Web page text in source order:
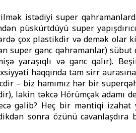
istədiyi super
püskürtdüyü super
çox plastikdir və demək
super gənc qəhrəmanlar) sübut
yaraşıqlı və gənc qalır).
haqqında tam sirr
– biz hamımız hər bir
lakin təkcə Hörümçək adamı
gəlib? Heç bir məntiqi
sonra özünü